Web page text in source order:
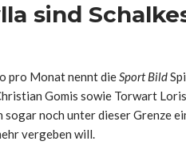
sind
pro Monat nennt dieSport Bild
Gomis sowie Torwart
noch unter dieser Grenze
vergeben will.